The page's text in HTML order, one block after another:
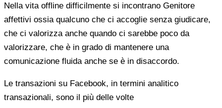
Nella vita offline difficilmente si incontrano Genitore
affettivi ossia qualcuno che ci accoglie senza giudicare,
che ci valorizza anche quando ci sarebbe poco da
valorizzare, che è in grado di mantenere una
comunicazione fluida anche se è in disaccordo.
Le transazioni su Facebook, in termini analitico
transazionali, sono il più delle volte